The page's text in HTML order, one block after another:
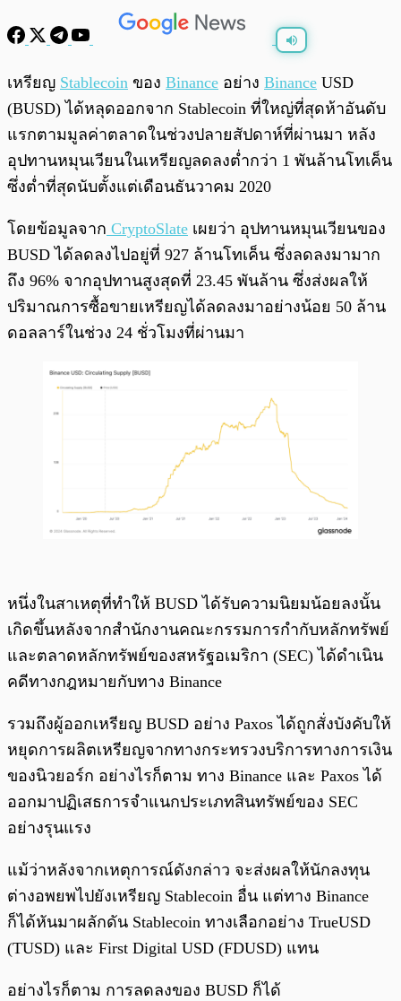
เหรียญ Stablecoin ของ Binance อย่าง Binance USD
(BUSD) ได้หลุดออกจาก Stablecoin ที่ใหญ่ที่สุดห้าอันดับ
แรกตามมูลค่าตลาดในช่วงปลายสัปดาห์ที่ผ่านมา หลัง
อุปทานหมุนเวียนในเหรียญลดลงต่ำกว่า 1 พันล้านโทเค็น
ซึ่งต่ำที่สุดนับตั้งแต่เดือนธันวาคม 2020
โดยข้อมูลจาก CryptoSlate เผยว่า อุปทานหมุนเวียนของ
BUSD ได้ลดลงไปอยู่ที่ 927 ล้านโทเค็น ซึ่งลดลงมามาก
ถึง 96% จากอุปทานสูงสุดที่ 23.45 พันล้าน ซึ่งส่งผลให้
ปริมาณการซื้อขายเหรียญได้ลดลงมาอย่างน้อย 50 ล้าน
ดอลลาร์ในช่วง 24 ชั่วโมงที่ผ่านมา
หนึ่งในสาเหตุที่ทำให้ BUSD ได้รับความนิยมน้อยลงนั้น
เกิดขึ้นหลังจากสำนักงานคณะกรรมการกำกับหลักทรัพย์
และตลาดหลักทรัพย์ของสหรัฐอเมริกา (SEC) ได้ดำเนิน
คดีทางกฎหมายกับทาง Binance
รวมถึงผู้ออกเหรียญ BUSD อย่าง Paxos ได้ถูกสั่งบังคับให้
หยุดการผลิตเหรียญจากทางกระทรวงบริการทางการเงิน
ของนิวยอร์ก อย่างไรก็ตาม ทาง Binance และ Paxos ได้
ออกมาปฏิเสธการจำแนกประเภทสินทรัพย์ของ SEC
อย่างรุนแรง
แม้ว่าหลังจากเหตุการณ์ดังกล่าว จะส่งผลให้นักลงทุน
ต่างอพยพไปยังเหรียญ Stablecoin อื่น แต่ทาง Binance
ก็ได้หันมาผลักดัน Stablecoin ทางเลือกอย่าง TrueUSD
(TUSD) และ First Digital USD (FDUSD) แทน
อย่างไรก็ตาม การลดลงของ BUSD ก็ได้